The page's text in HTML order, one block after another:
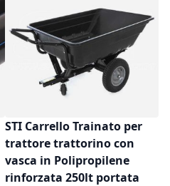
STI Carrello Trainato per
trattore trattorino con
vasca in Polipropilene
rinforzata 250lt portata